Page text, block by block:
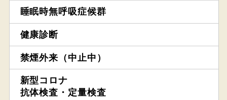
睡眠時無呼吸症候群
健康診断
禁煙外来（中止中）
新型コロナ
抗体検査・定量検査